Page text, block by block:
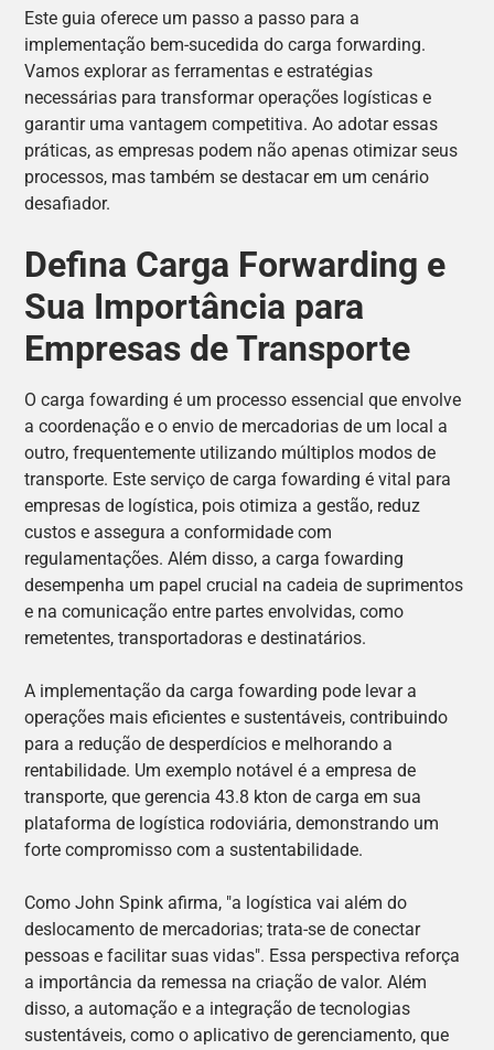
Este guia oferece um passo a passo para a
implementação bem-sucedida do carga forwarding.
Vamos explorar as ferramentas e estratégias
necessárias para transformar operações logísticas e
garantir uma vantagem competitiva. Ao adotar essas
práticas, as empresas podem não apenas otimizar seus
processos, mas também se destacar em um cenário
desafiador.
Defina Carga Forwarding e
Sua Importância para
Empresas de Transporte
O carga fowarding é um processo essencial que envolve
a coordenação e o envio de mercadorias de um local a
outro, frequentemente utilizando múltiplos modos de
transporte. Este serviço de carga fowarding é vital para
empresas de logística, pois otimiza a gestão, reduz
custos e assegura a conformidade com
regulamentações. Além disso, a carga fowarding
desempenha um papel crucial na cadeia de suprimentos
e na comunicação entre partes envolvidas, como
remetentes, transportadoras e destinatários.
A implementação da carga fowarding pode levar a
operações mais eficientes e sustentáveis, contribuindo
para a redução de desperdícios e melhorando a
rentabilidade. Um exemplo notável é a empresa de
transporte, que gerencia 43.8 kton de carga em sua
plataforma de logística rodoviária, demonstrando um
forte compromisso com a sustentabilidade.
Como John Spink afirma, "a logística vai além do
deslocamento de mercadorias; trata-se de conectar
pessoas e facilitar suas vidas". Essa perspectiva reforça
a importância da remessa na criação de valor. Além
disso, a automação e a integração de tecnologias
sustentáveis, como o aplicativo de gerenciamento, que